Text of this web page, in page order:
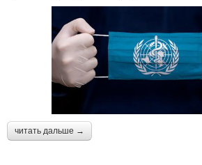
читать дальше →